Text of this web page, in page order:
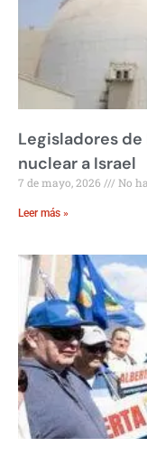
Legisladores
nuclear a Israel
7 de mayo, 2026 No
Leer más »